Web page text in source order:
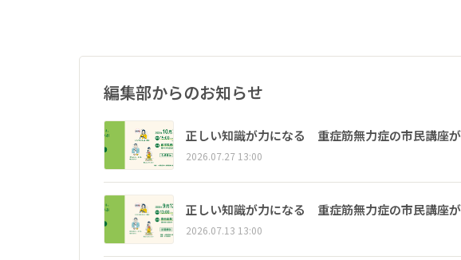
編集部からのお知らせ
正しい知識が力になる 重症筋無力症の市民講座
2026.07.27 13:00
正しい知識が力になる 重症筋無力症の市民講座
2026.07.13 13:00